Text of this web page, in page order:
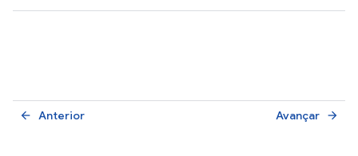
Anterior
arrow_back Avançar arrow_forward